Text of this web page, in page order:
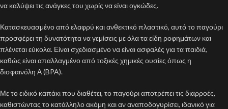
να καλύψει τις ανάγκες του χωρίς να είναι ογκώδες.
Κατασκευασμένο από ελαφρύ και ανθεκτικό πλαστικό, αυτό το παγούρι
προσφέρει τη δυνατότητα να γεμίσεις με όλα τα είδη ροφημάτων και
πλένεται εύκολα. Είναι σχεδιασμένο να είναι ασφαλές για τα παιδιά,
καθώς είναι απαλλαγμένο από τοξικές χημικές ουσίες όπως η
δισφαινόλη Α (BPA).
Με το ειδικό καπάκι που διαθέτει, το παγούρι αποτρέπει τις διαρροές,
καθιστώντας το κατάλληλο ακόμη και αν αναποδογυρίσει, ιδανικό για